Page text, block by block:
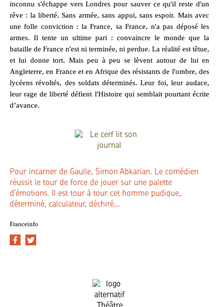
inconnu s'échappe vers Londres pour sauver ce qu'il reste d'un
rêve : la liberté. Sans armée, sans appui, sans espoir. Mais avec
une folle conviction : la France, sa France, n'a pas déposé les
armes. Il tente un ultime pari : convaincre le monde que la
bataille de France n'est ni terminée, ni perdue. La réalité est têtue,
et lui donne tort. Mais peu à peu se lèvent autour de lui en
Angleterre, en France et en Afrique des résistants de l'ombre, des
lycéens révoltés, des soldats déterminés. Leur foi, leur audace,
leur rage de liberté défient l'Histoire qui semblait pourtant écrite
d’avance.
Pour incarner de Gaulle, Simon Abkarian. Le comédien
réussit le tour de force de jouer sur une palette
d'émotions. Il est tour à tour cet homme pudique,
déterminé, calculateur, déchiré…
Franceinfo